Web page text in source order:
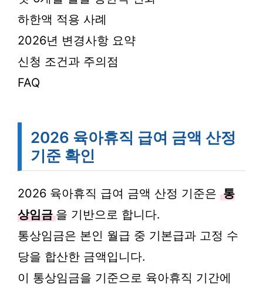
하한액 적용 사례
2026년 변경사항 요약
신청 조건과 주의점
FAQ
2026 육아휴직 급여 금액 산정
기준 확인
2026 육아휴직 급여 금액 산정 기준은 통
상임금 을 기반으로 합니다.
통상임금은 본인 월급 중 기본급과 고정 수
당을 합산한 금액입니다.
이 통상임금을 기준으로 육아휴직 기간에